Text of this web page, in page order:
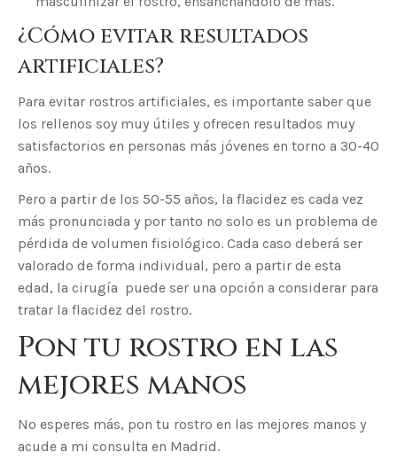
¿Cómo evitar resultados
artificiales?
Para evitar rostros artificiales, es importante saber que
los rellenos soy muy útiles y ofrecen resultados muy
satisfactorios en personas más jóvenes en torno a 30-40
años.
Pero a partir de los 50-55 años, la flacidez es cada vez
más pronunciada y por tanto no solo es un problema de
pérdida de volumen fisiológico. Cada caso deberá ser
valorado de forma individual, pero a partir de esta
edad, la cirugía puede ser una opción a considerar para
tratar la flacidez del rostro.
Pon tu rostro en las
mejores manos
No esperes más, pon tu rostro en las mejores manos y
acude a mi consulta en Madrid.